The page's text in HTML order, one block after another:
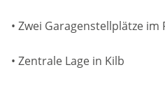
• Zwei Garagenstellplätze
• Zentrale Lage in Kilb